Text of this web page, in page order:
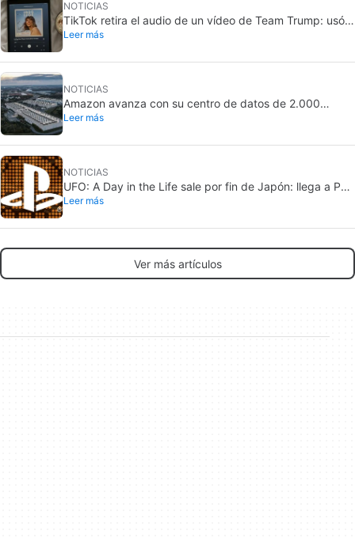
NOTICIAS
TikTok retira el audio de un vídeo de Team Trump: usó
una canción de Taylor Swift
Leer más
NOTICIAS
Amazon avanza con su centro de datos de 2.000
millones en California: crece la oposición local
Leer más
NOTICIAS
UFO: A Day in the Life sale por fin de Japón: llega a PS5
y Nintendo Switch 2
Leer más
Ver más artículos